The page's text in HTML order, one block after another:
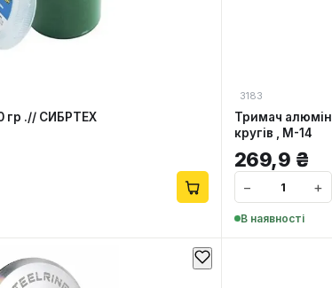
гр .// СИБРТЕХ
3183
Тримач
кругів , М-14
269,9 ₴
− +
В наявності